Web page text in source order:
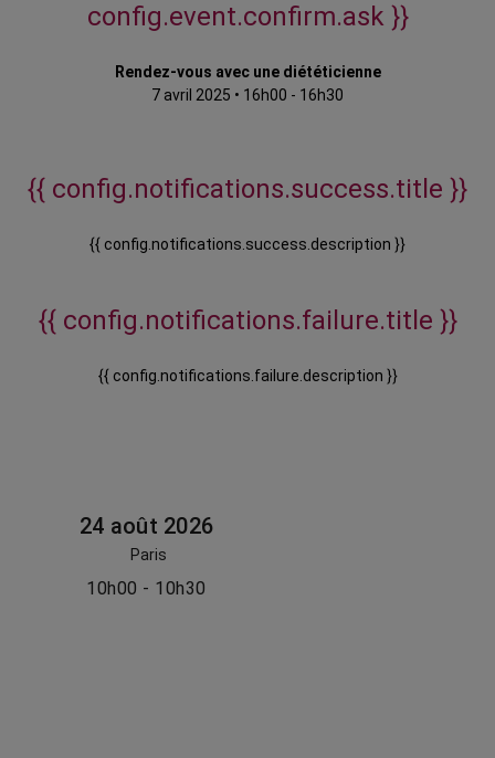
config.event.confirm.ask }}
Rendez-vous avec une diététicienne
7 avril 2025 • 16h00 - 16h30
{{ config.notifications.success.title }}
{{ config.notifications.success.description }}
{{ config.notifications.failure.title }}
{{ config.notifications.failure.description }}
24 août 2026
Paris
10h00 - 10h30